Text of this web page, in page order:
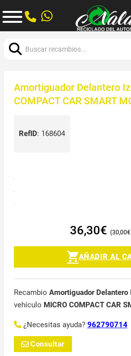
Amortiguador Delantero
COMPACT CAR SMART
RefID: 168604
36,30€ 30,00€
AÑADIR AL
Recambio Amortiguador Delantero
vehículo MICRO COMPACT CAR
¿Necesitas ayuda? 962790714
Consultar